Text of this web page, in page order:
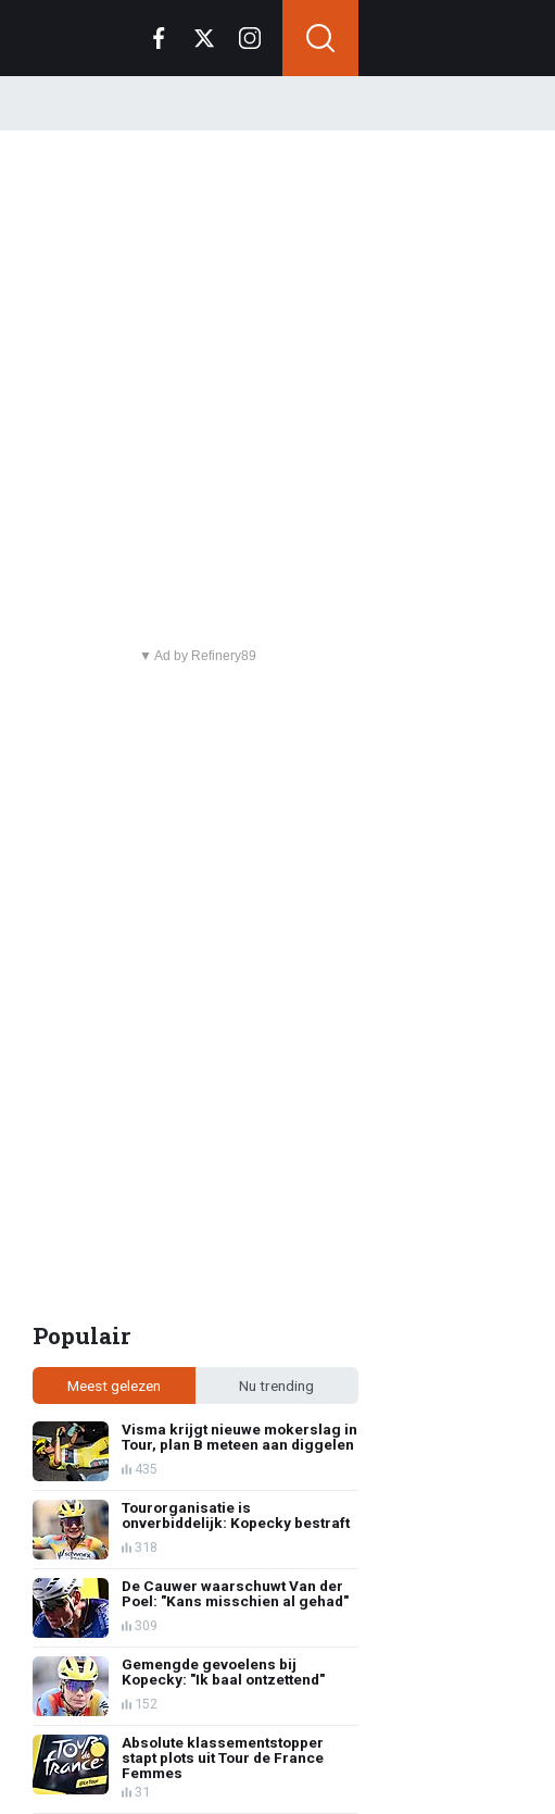
▼ Ad by Refinery89
Populair
Meest gelezen Nu trending
Visma krijgt nieuwe mokerslag in
Tour, plan B meteen aan diggelen
435
Tourorganisatie is
onverbiddelijk: Kopecky bestraft
318
De Cauwer waarschuwt Van der
Poel: "Kans misschien al gehad"
309
Gemengde gevoelens bij
Kopecky: "Ik baal ontzettend"
152
Absolute klassementstopper
stapt plots uit Tour de France
Femmes
31